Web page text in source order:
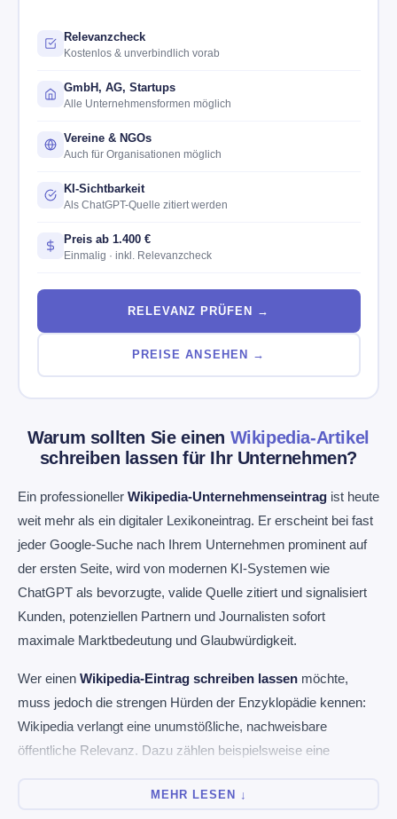
Warum sollten Sie einen Wikipedia-Artikel
schreiben lassen für Ihr Unternehmen?
Ein professioneller Wikipedia-Unternehmenseintrag ist heute
weit mehr als ein digitaler Lexikoneintrag. Er erscheint bei fast
jeder Google-Suche nach Ihrem Unternehmen prominent auf
der ersten Seite, wird von modernen KI-Systemen wie
ChatGPT als bevorzugte, valide Quelle zitiert und signalisiert
Kunden, potenziellen Partnern und Journalisten sofort
maximale Marktbedeutung und Glaubwürdigkeit.
Wer einen Wikipedia-Eintrag schreiben lassen möchte,
muss jedoch die strengen Hürden der Enzyklopädie kennen:
Wikipedia verlangt eine unumstößliche, nachweisbare
öffentliche Relevanz. Dazu zählen beispielsweise eine
signifikante Unternehmensgröße oder eine prägende
MEHR LESEN ↓
Relevanzcheck
Kostenlos & unverbindlich vorab
GmbH, AG, Startups
Alle Unternehmensformen möglich
Vereine & NGOs
Auch für Organisationen möglich
KI-Sichtbarkeit
Als ChatGPT-Quelle zitiert werden
Preis ab 1.400 €
Einmalig · inkl. Relevanzcheck
RELEVANZ PRÜFEN →
PREISE ANSEHEN →